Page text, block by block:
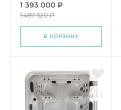
1 393 000 ₽
1 497 520 ₽
В КОРЗИНУ